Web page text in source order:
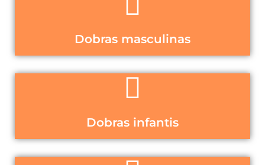
Dobras masculinas
Dobras infantis